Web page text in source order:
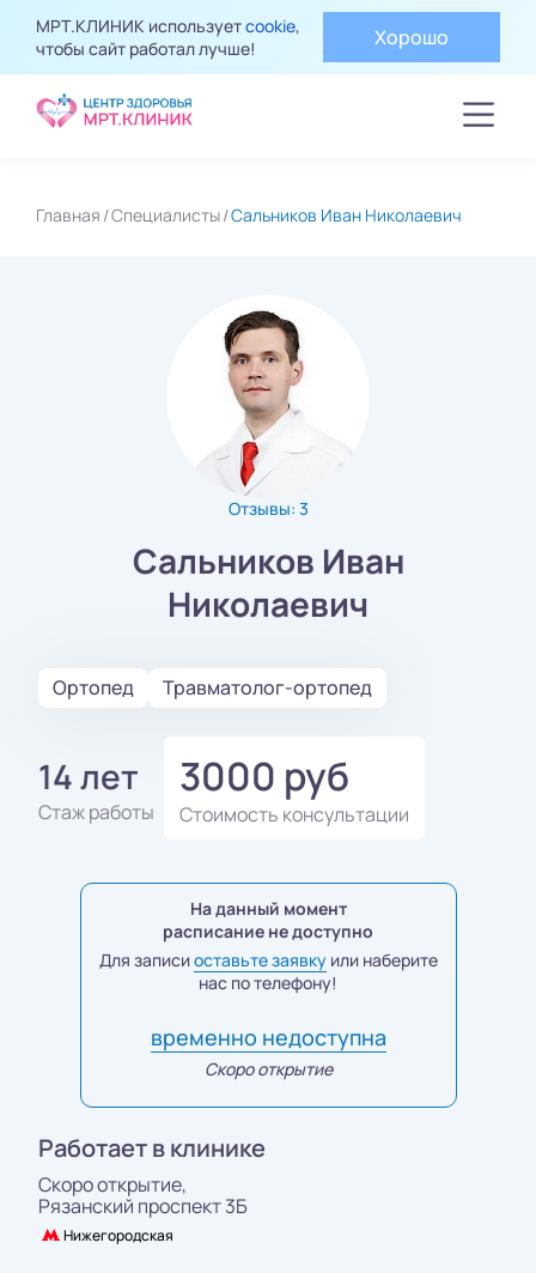
МРТ.КЛИНИК используетcookie,
чтобы сайт работал лучше!
Хорошо
Главная Специалисты Сальников Иван Николаевич
Отзывы: 3
Сальников Иван
Николаевич
Ортопед Травматолог-ортопед
14 лет
Стаж работы
3000 руб
Стоимость консультации
На данный момент
расписание не доступно
Для записиоставьте заявкуили наберите
нас по телефону!
временно недоступна
Скоро открытие
Работает в клинике
Скоро открытие,
Рязанский проспект 3Б
Нижегородская